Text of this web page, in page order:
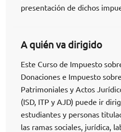
presentación de dichos
A quién va dirigido
Este Curso de Impuesto
Donaciones e Impuesto
Patrimoniales y Actos
(ISD, ITP y AJD) puede ir
estudiantes y personas
las ramas sociales, jurídica,